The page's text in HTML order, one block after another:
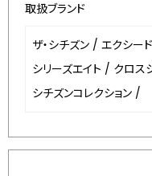
取扱ブランド
ザ・シチズン / エクシード
シリーズエイト / クロス
シチズンコレクション /